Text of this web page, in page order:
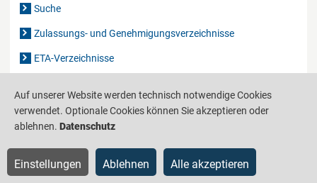
Suche
Zulassungs- und Genehmigungsverzeichnisse
ETA-Verzeichnisse
Produktinformationsstelle für das Bauwesen
Barrierefreiheit Datenschutz Impressum Sitemap
Auf unserer Website werden technisch notwendige Cookies
verwendet. Optionale Cookies können Sie akzeptieren oder
ablehnen. Datenschutz
Einstellungen Ablehnen Alle akzeptieren